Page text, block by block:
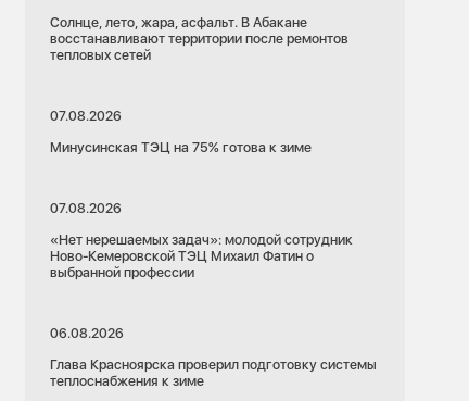
Солнце, лето, жара, асфальт. В Абакане
восстанавливают территории после ремонтов
тепловых сетей
07.08.2026
Минусинская ТЭЦ на 75% готова к зиме
07.08.2026
«Нет нерешаемых задач»: молодой сотрудник
Ново-Кемеровской ТЭЦ Михаил Фатин о
выбранной профессии
06.08.2026
Глава Красноярска проверил подготовку системы
теплоснабжения к зиме